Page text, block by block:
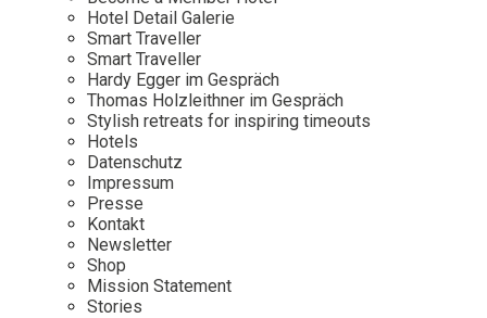
Hotel Detail Galerie
Smart Traveller
Smart Traveller
Hardy Egger im Gespräch
Thomas Holzleithner im Gespräch
Stylish retreats for inspiring timeouts
Hotels
Datenschutz
Impressum
Presse
Kontakt
Newsletter
Shop
Mission Statement
Stories